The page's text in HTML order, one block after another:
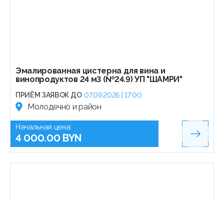
Эмалированная цистерна для вина и
винопродуктов 24 м3 (№24.9) УП "ШАМРИ"
ПРИЁМ ЗАЯВОК ДО 07.09.2026 | 17:00
Молодечно и район
Начальная цена:
4 000.00 BYN